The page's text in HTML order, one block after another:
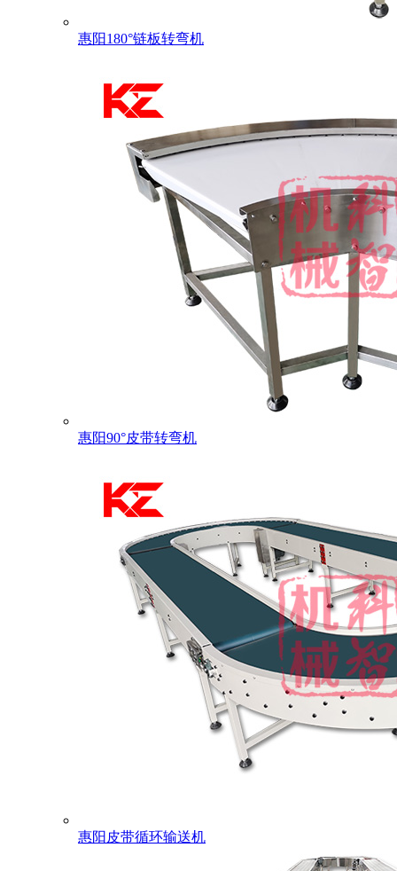
惠阳180°链板转弯机
惠阳90°皮带转弯机
惠阳皮带循环输送机